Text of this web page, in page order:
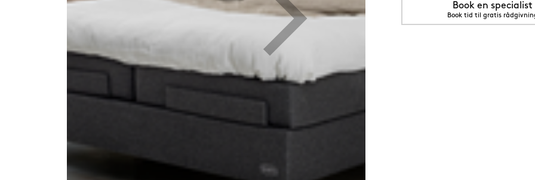
Book en specialist
Book tid til gratis